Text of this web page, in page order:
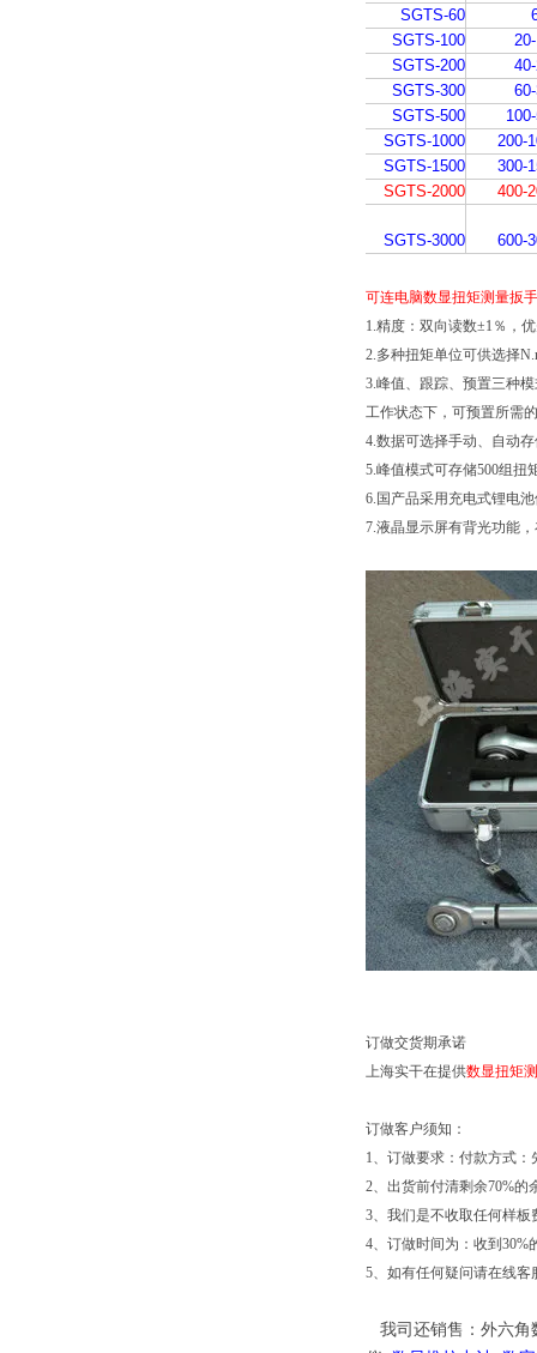
SGTS-60
SGTS-100
SGTS-200
SGTS-300
SGTS-500
SGTS-1000
200-
SGTS-1500
300-
SGTS-2000
400-
SGTS-3000 600-
可连电脑数显扭矩测量扳
1.精度：双向读数±1％，
2.多种扭矩单位可供选择
3.峰值、跟踪、预置三种
工作状态下，可预置所需
4.数据可选择手动、自动
5.峰值模式可存储500组扭
6.国产品采用充电式锂电
7.液晶显示屏有背光功能
订做交货期承诺
上海实干在提供数显扭矩
订做客户须知：
1、订做要求：付款方式：
2、出货前付清剩余70%的
3、我们是不收取任何样板
4、订做时间为：收到30%
5、如有任何疑问请在线客
我司还销售：外六